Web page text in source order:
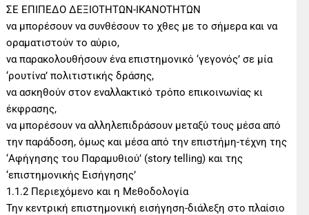
ΣΕ ΕΠΙΠΕΔΟ ΔΕΞΙΟΤΗΤΩΝ-ΙΚΑΝΟΤΗΤΩΝ
να μπορέσουν να συνθέσουν το χθες με το σήμερα και να
οραματιστούν το αύριο,
να παρακολουθήσουν ένα επιστημονικό ‘γεγονός’ σε μία
‘ρουτίνα’ πολιτιστικής δράσης,
να ασκηθούν στον εναλλακτικό τρόπο επικοινωνίας κι
έκφρασης,
να μπορέσουν να αλληλεπιδράσουν μεταξύ τους μέσα από
την παράδοση, όμως και μέσα από την επιστήμη-τέχνη της
‘Αφήγησης του Παραμυθιού’ (story telling) και της
‘επιστημονικής Εισήγησης’
1.1.2 Περιεχόμενο και η Μεθοδολογία
Την κεντρική επιστημονική εισήγηση-διάλεξη στο πλαίσιο